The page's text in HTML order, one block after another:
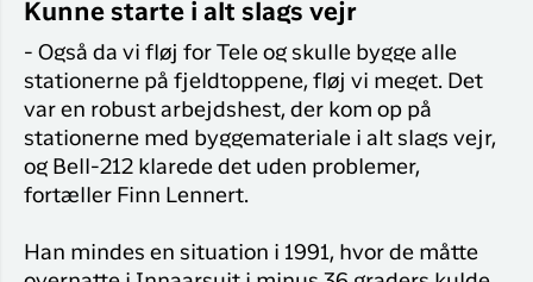
Kunne starte i alt slags vejr
- Også da vi fløj for Tele og skulle bygge alle
stationerne på fjeldtoppene, fløj vi meget. Det
var en robust arbejdshest, der kom op på
stationerne med byggemateriale i alt slags vejr,
og Bell-212 klarede det uden problemer,
fortæller Finn Lennert.
Han mindes en situation i 1991, hvor de måtte